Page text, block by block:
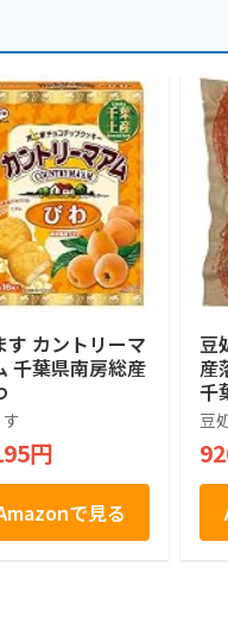
す カントリーマ
千葉県南房総産
円
で見る
豆
産
千
花
契
社
の
豆